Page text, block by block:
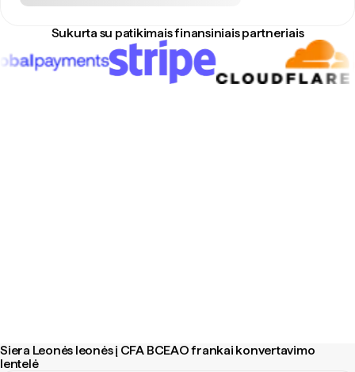
Sukurta su patikimais finansiniais partneriais
Siera Leonės leonės į CFA BCEAO frankai konvertavimo
lentelė